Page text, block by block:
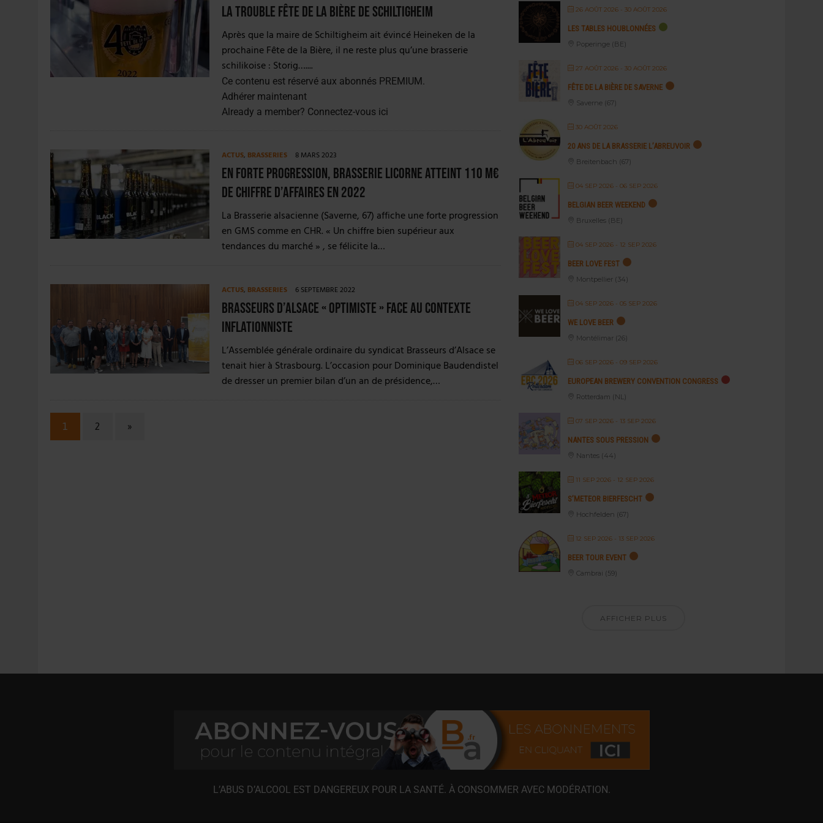
La trouble Fête de la Bière de Schiltigheim
Après que la maire de Schiltigheim ait évincé Heineken de la
prochaine Fête de la Bière, il ne reste plus qu’une brasserie
schilikoise : Storig…....
Ce contenu est réservé aux abonnés PREMIUM.
Adhérer maintenant
Already a member? Connectez-vous ici
ACTUS, BRASSERIES 8 MARS 2023
En forte progression, Brasserie Licorne atteint 110 M€
de chiffre d’affaires en 2022
La Brasserie alsacienne (Saverne, 67) affiche une forte progression
en GMS comme en CHR. « Un chiffre bien supérieur aux
tendances du marché » , se félicite la…
ACTUS, BRASSERIES 6 SEPTEMBRE 2022
Brasseurs d’Alsace « optimiste » face au contexte
inflationniste
L’Assemblée générale ordinaire du syndicat Brasseurs d’Alsace se
tenait hier à Strasbourg. L’occasion pour Dominique Baudendistel
de dresser un premier bilan d’un an de présidence,…
1 2 »
26 AOÛT 2026 - 30 AOÛT 2026
LES TABLES HOUBLONNÉES
Poperinge (BE)
27 AOÛT 2026 - 30 AOÛT 2026
FÊTE DE LA BIÈRE DE SAVERNE
Saverne (67)
30 AOÛT 2026
20 ANS DE LA BRASSERIE L’ABREUVOIR
Breitenbach (67)
04 SEP 2026 - 06 SEP 2026
BELGIAN BEER WEEKEND
Bruxelles (BE)
04 SEP 2026 - 12 SEP 2026
BEER LOVE FEST
Montpellier (34)
04 SEP 2026 - 05 SEP 2026
WE LOVE BEER
Montélimar (26)
06 SEP 2026 - 09 SEP 2026
EUROPEAN BREWERY CONVENTION CONGRESS
Rotterdam (NL)
07 SEP 2026 - 13 SEP 2026
NANTES SOUS PRESSION
Nantes (44)
11 SEP 2026 - 12 SEP 2026
S’METEOR BIERFESCHT
Hochfelden (67)
12 SEP 2026 - 13 SEP 2026
BEER TOUR EVENT
Cambrai (59)
AFFICHER PLUS
L’ABUS D’ALCOOL EST DANGEREUX POUR LA SANTÉ. À CONSOMMER AVEC MODÉRATION.